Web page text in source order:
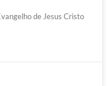
de Jesus Cristo